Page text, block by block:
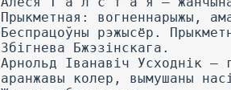
Прыкметная: вогненнарыжы,
Беспрацоўны рэжысёр.
Збігнева Бжэзінскага.
Арнольд Іванавіч Усходнік —
аранжавы колер, вымушаны